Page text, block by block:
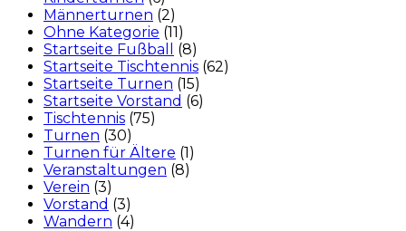
Männerturnen (2)
Ohne Kategorie (11)
Startseite Fußball
(8)
Startseite Tischtennis (62)
Startseite Turnen (15)
Startseite Vorstand (6)
Tischtennis (75)
Turnen (30)
Turnen für Ältere (1)
Veranstaltungen (8)
Verein (3)
Vorstand (3)
Wandern (4)